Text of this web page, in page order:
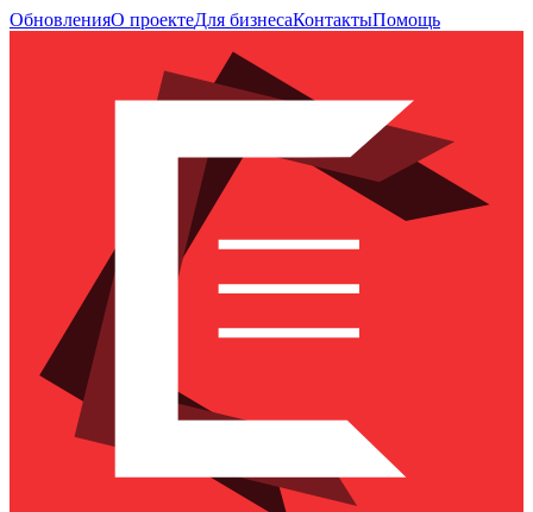
ОбновленияО проектеДля бизнесаКонтактыПомощь